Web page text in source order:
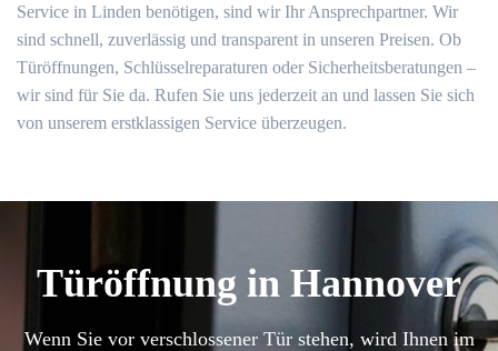
Service in Linden benötigen, sind wir Ihr Ansprechpartner. Wir
sind schnell, zuverlässig und transparent in unseren Preisen. Ob
Türöffnungen, Schlüsselreparaturen oder Sicherheitsberatungen –
wir sind für Sie da. Rufen Sie uns jederzeit an und lassen Sie sich
von unserem erstklassigen Service überzeugen.
Türöffnung in Hannover
Wenn Sie vor verschlossener Tür stehen, wird Ihnen im